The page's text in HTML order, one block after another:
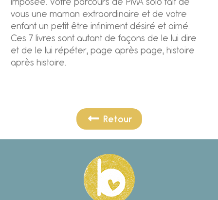
imposée. Votre parcours de PMA solo fait de
vous une maman extraordinaire et de votre
enfant un petit être infiniment désiré et aimé.
Ces 7 livres sont autant de façons de le lui dire
et de le lui répéter, page après page, histoire
après histoire.
Retour